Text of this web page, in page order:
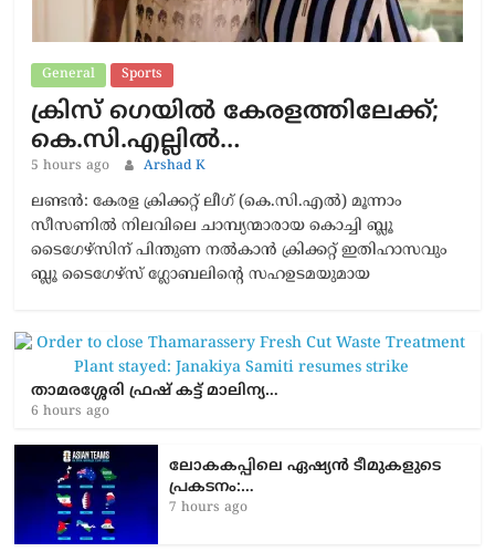
General Sports
ക്രിസ് ഗെയിൽ കേരളത്തിലേക്ക്;
കെ.സി.എല്ലിൽ…
5 hours ago Arshad K
ലണ്ടൻ: കേരള ക്രിക്കറ്റ് ലീഗ് (കെ.സി.എൽ) മൂന്നാം
സീസണിൽ നിലവിലെ ചാമ്പ്യന്മാരായ കൊച്ചി ബ്ലൂ
ടൈഗേഴ്സിന് പിന്തുണ നൽകാൻ ക്രിക്കറ്റ് ഇതിഹാസവും
ബ്ലൂ ടൈഗേഴ്സ് ഗ്ലോബലിന്റെ സഹഉടമയുമായ
താമരശ്ശേരി ഫ്രഷ് കട്ട് മാലിന്യ…
6 hours ago
ലോകകപ്പിലെ ഏഷ്യന്‍ ടീമുകളുടെ
പ്രകടനം:…
7 hours ago